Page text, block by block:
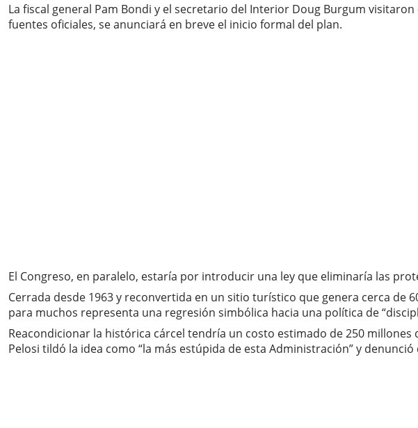
La fiscal general Pam Bondi y el secretario del Interior Doug Burgum
fuentes oficiales, se anunciará en breve el inicio formal del plan.
El Congreso, en paralelo, estaría por introducir una ley que eliminaría las
Cerrada desde 1963 y reconvertida en un sitio turístico que genera cerca
para muchos representa una regresión simbólica hacia una política de
Reacondicionar la histórica cárcel tendría un costo estimado de 250
Pelosi tildó la idea como “la más estúpida de esta Administración” y